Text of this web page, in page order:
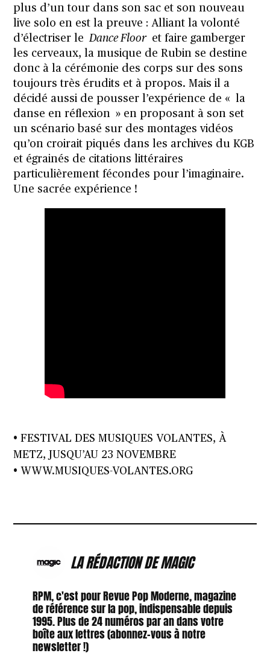
plus d’un tour dans son sac et son nouveau
live solo en est la preuve : Alliant la volonté
d’électriser leDance Flooret faire gamberger
les cerveaux, la musique de Rubin se destine
donc à la cérémonie des corps sur des sons
toujours très érudits et à propos. Mais il a
décidé aussi de pousser l’expérience de « la
danse en réflexion » en proposant à son set
un scénario basé sur des montages vidéos
qu’on croirait piqués dans les archives du KGB
et égrainés de citations littéraires
particulièrement fécondes pour l’imaginaire.
Une sacrée expérience !
• FESTIVAL DES MUSIQUES VOLANTES, À
METZ, JUSQU’AU 23 NOVEMBRE
• WWW.MUSIQUES-VOLANTES.ORG
LA RÉDACTION DE MAGIC
RPM, c'est pour Revue Pop Moderne, magazine
de référence sur la pop, indispensable depuis
1995. Plus de 24 numéros par an dans votre
boîte aux lettres (abonnez-vous à notre
newsletter !)